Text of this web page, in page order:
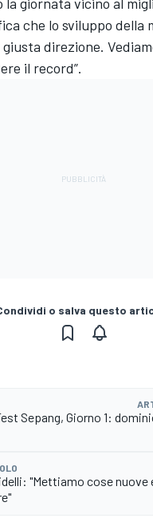
che lo sviluppo della
direzione.
il record”.
o salva questo
Sepang, Giorno 1:
"Mettiamo cose nuove